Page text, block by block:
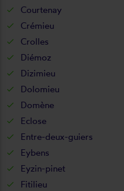
Courtenay
Crémieu
Crolles
Diémoz
Dizimieu
Dolomieu
Domène
Eclose
Entre-deux-guiers
Eybens
Eyzin-pinet
Fitilieu